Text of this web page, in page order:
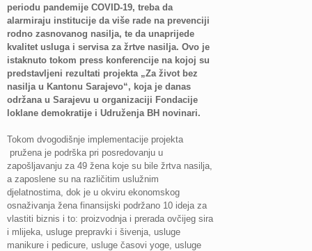
periodu pandemije COVID-19, treba da
alarmiraju institucije da više rade na prevenciji
rodno zasnovanog nasilja, te da unaprijede
kvalitet usluga i servisa za žrtve nasilja. Ovo je
istaknuto tokom press konferencije na kojoj su
predstavljeni rezultati projekta „Za život bez
nasilja u Kantonu Sarajevo“, koja je danas
održana u Sarajevu u organizaciji Fondacije
loklane demokratije i Udruženja BH novinari.
Tokom dvogodišnje implementacije projekta
pružena je podrška pri posredovanju u
zapošljavanju za 49 žena koje su bile žrtva nasilja,
a zaposlene su na različitim uslužnim
djelatnostima, dok je u okviru ekonomskog
osnaživanja žena finansijski podržano 10 ideja za
vlastiti biznis i to: proizvodnja i prerada ovčijeg sira
i mlijeka, usluge prepravki i šivenja, usluge
manikure i pedicure, usluge časovi yoge, usluge